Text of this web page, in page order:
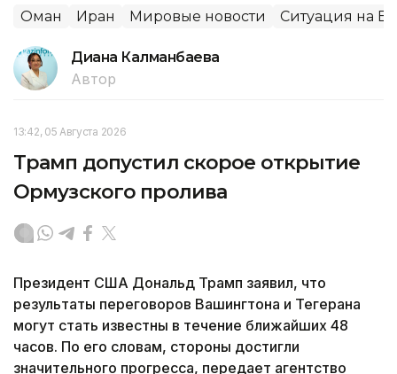
Оман Иран Мировые новости Ситуация на
Диана Калманбаева
Автор
13:42, 05 Августа 2026
Трамп допустил скорое открытие
Ормузского пролива
Президент США Дональд Трамп заявил, что
результаты переговоров Вашингтона и Тегерана
могут стать известны в течение ближайших 48
часов. По его словам, стороны достигли
значительного прогресса, передает агентство